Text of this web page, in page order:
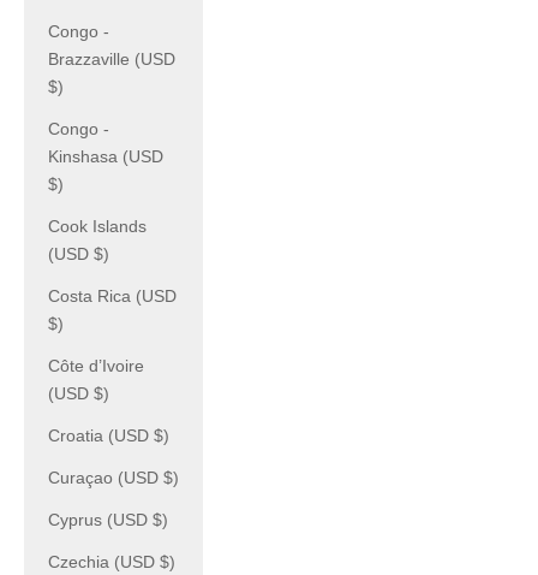
Congo -
Brazzaville (USD
$)
Congo -
Kinshasa (USD
$)
Cook Islands
(USD $)
Costa Rica (USD
$)
Côte d’Ivoire
(USD $)
Croatia (USD $)
Curaçao (USD $)
Cyprus (USD $)
Czechia (USD $)